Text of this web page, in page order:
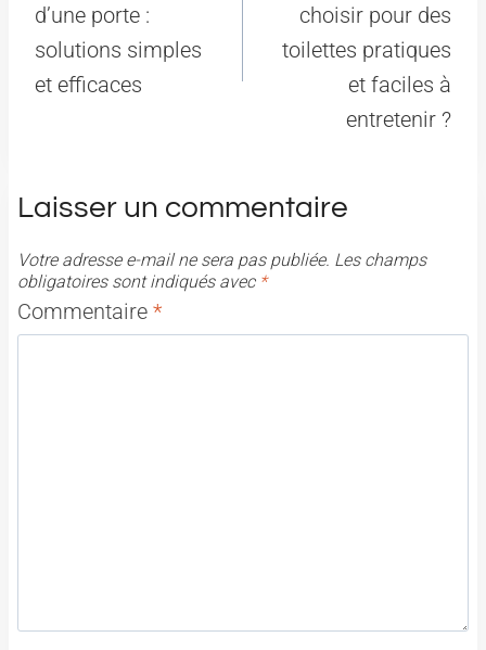
l’article
d’une porte :
solutions simples
et efficaces
choisir pour des
toilettes pratiques
et faciles à
entretenir ?
Laisser un commentaire
Votre adresse e-mail ne sera pas publiée. Les champs
obligatoires sont indiqués avec *
Commentaire *